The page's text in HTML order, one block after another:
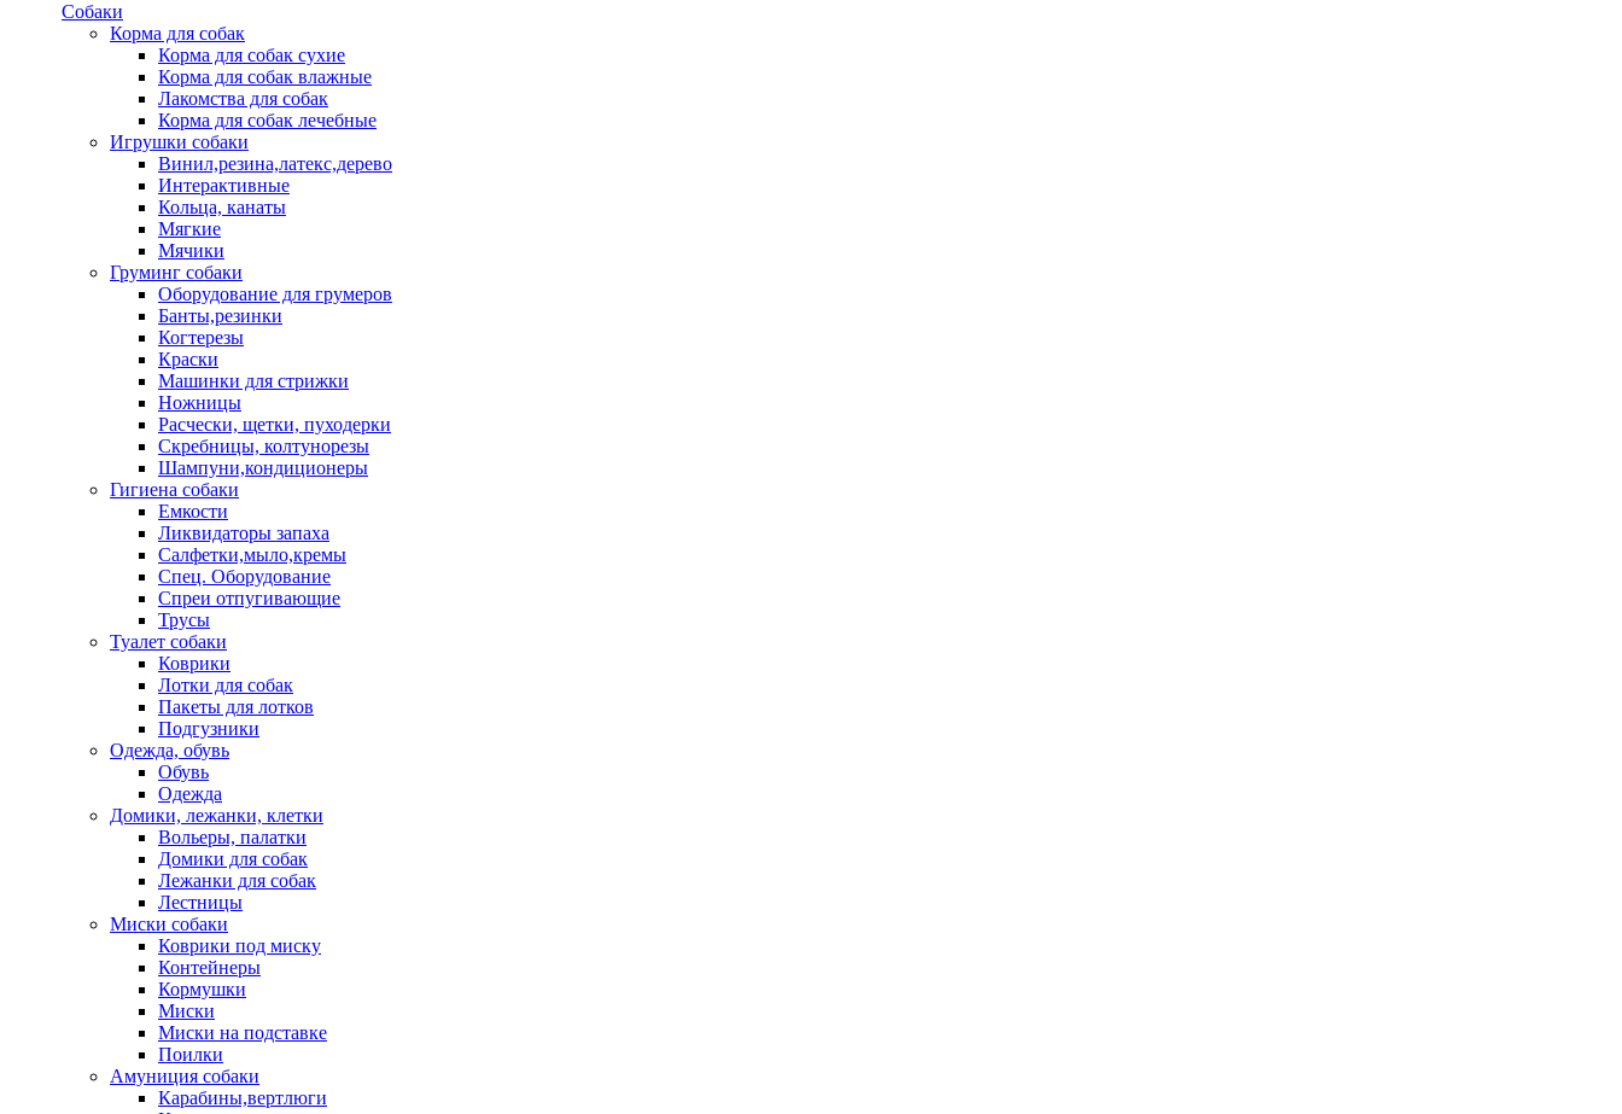
Собаки
Корма для собак
Корма для собак сухие
Корма для собак влажные
Лакомства для собак
Корма для собак лечебные
Игрушки собаки
Винил,резина,латекс,дерево
Интерактивные
Кольца, канаты
Мягкие
Мячики
Груминг собаки
Оборудование для грумеров
Банты,резинки
Когтерезы
Краски
Машинки для стрижки
Ножницы
Расчески, щетки, пуходерки
Скребницы, колтунорезы
Шампуни,кондиционеры
Гигиена собаки
Емкости
Ликвидаторы запаха
Салфетки,мыло,кремы
Спец. Оборудование
Спреи отпугивающие
Трусы
Туалет собаки
Коврики
Лотки для собак
Пакеты для лотков
Подгузники
Одежда, обувь
Обувь
Одежда
Домики, лежанки, клетки
Вольеры, палатки
Домики для собак
Лежанки для собак
Лестницы
Миски собаки
Коврики под миску
Контейнеры
Кормушки
Миски
Миски на подставке
Поилки
Амуниция собаки
Карабины,вертлюги